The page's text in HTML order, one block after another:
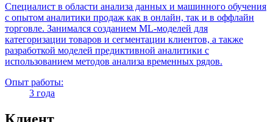
Специалист в области анализа данных и машинного обучения
с опытом аналитики продаж как в онлайн, так и в оффлайн
торговле. Занимался созданием ML-моделей для
категоризации товаров и сегментации клиентов, а также
разработкой моделей предиктивной аналитики с
использованием методов анализа временных рядов.
Опыт работы:
3 года
Клиент